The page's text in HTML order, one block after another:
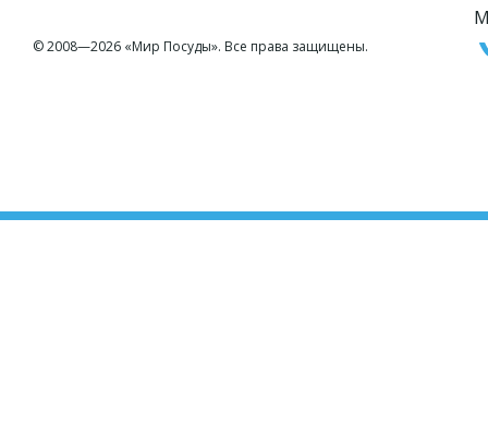
© 2008—2026 «Мир Посуды». Все права защищены.